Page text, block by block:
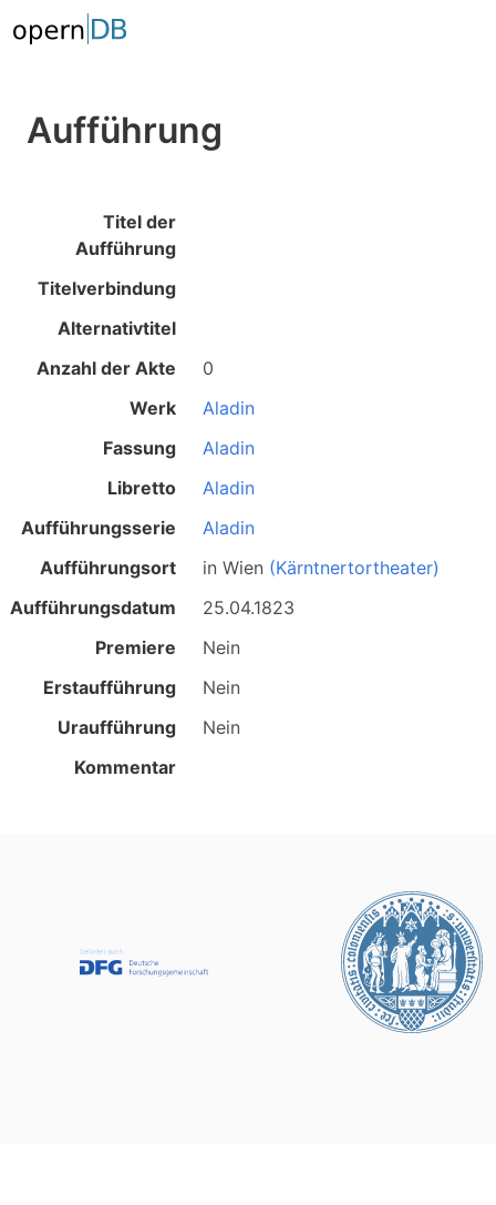
Aufführung
Titel der
Aufführung
Titelverbindung
Alternativtitel
Anzahl der Akte
0
Werk
Aladin
Fassung
Aladin
Libretto
Aladin
Aufführungsserie
Aladin
Aufführungsort
inWien (Kärntnertortheater)
Aufführungsdatum
25.04.1823
Premiere
Nein
Erstaufführung
Nein
Uraufführung
Nein
Kommentar